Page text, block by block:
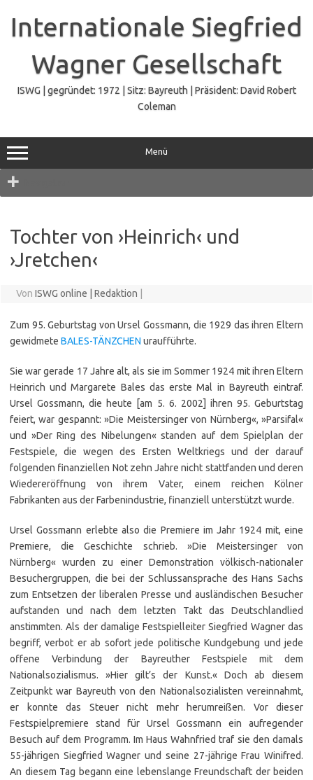
springen
Internationale Siegfried
Wagner Gesellschaft
ISWG | gegründet: 1972 | Sitz: Bayreuth | Präsident: David Robert
Coleman
Menü
Tochter von ›Heinrich‹ und
›Jretchen‹
Von ISWG online | Redaktion
Zum 95. Geburtstag von Ursel Gossmann, die 1929 das ihren Eltern
gewidmete BALES-TÄNZCHEN uraufführte.
Sie war gerade 17 Jahre alt, als sie im Sommer 1924 mit ihren Eltern
Heinrich und Margarete Bales das erste Mal in Bayreuth eintraf.
Ursel Gossmann, die heute [am 5. 6. 2002] ihren 95. Geburtstag
feiert, war gespannt: »Die Meistersinger von Nürnberg«, »Parsifal«
und »Der Ring des Nibelungen« standen auf dem Spielplan der
Festspiele, die wegen des Ersten Weltkriegs und der darauf
folgenden finanziellen Not zehn Jahre nicht stattfanden und deren
Wiedereröffnung von ihrem Vater, einem reichen Kölner
Fabrikanten aus der Farbenindustrie, finanziell unterstützt wurde.
Ursel Gossmann erlebte also die Premiere im Jahr 1924 mit, eine
Premiere, die Geschichte schrieb. »Die Meistersinger von
Nürnberg« wurden zu einer Demonstration völkisch-nationaler
Besuchergruppen, die bei der Schlussansprache des Hans Sachs
zum Entsetzen der liberalen Presse und ausländischen Besucher
aufstanden und nach dem letzten Takt das Deutschlandlied
anstimmten. Als der damalige Festspielleiter Siegfried Wagner das
begriff, verbot er ab sofort jede politische Kundgebung und jede
offene Verbindung der Bayreuther Festspiele mit dem
Nationalsozialismus. »Hier gilt’s der Kunst.« Doch ab diesem
Zeitpunkt war Bayreuth von den Nationalsozialisten vereinnahmt,
er konnte das Steuer nicht mehr herumreißen. Vor dieser
Festspielpremiere stand für Ursel Gossmann ein aufregender
Besuch auf dem Programm. Im Haus Wahnfried traf sie den damals
55-jährigen Siegfried Wagner und seine 27-jährige Frau Winifred.
An diesem Tag begann eine lebenslange Freundschaft der beiden